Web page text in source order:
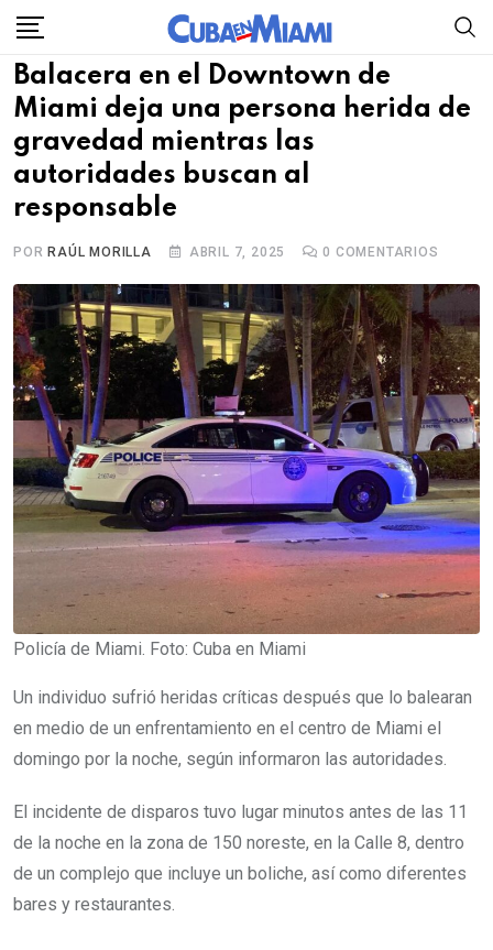
Skip
content
Balacera en el Downtown de
Miami deja una persona herida de
gravedad mientras las
autoridades buscan al
responsable
POR RAÚL MORILLA ABRIL 7, 2025 0 COMENTARIOS
Policía de Miami. Foto: Cuba en Miami
Un individuo sufrió heridas críticas después que lo balearan
en medio de un enfrentamiento en el centro de Miami el
domingo por la noche, según informaron las autoridades.
El incidente de disparos tuvo lugar minutos antes de las 11
de la noche en la zona de 150 noreste, en la Calle 8, dentro
de un complejo que incluye un boliche, así como diferentes
bares y restaurantes.